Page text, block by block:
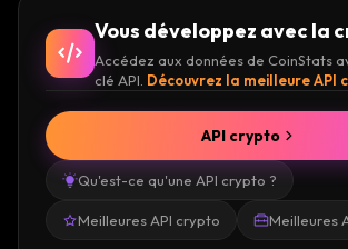
Vous développez avec la
Accédez aux données de CoinStats
clé API. Découvrez la meilleure API
Qu'est-ce qu'une API crypto ?
Meilleures API crypto Meilleures
API crypto